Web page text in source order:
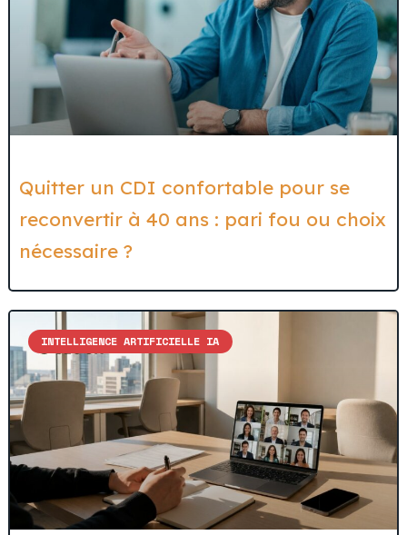
Quitter un CDI confortable pour se
reconvertir à 40 ans : pari fou ou choix
nécessaire ?
INTELLIGENCE ARTIFICIELLE IA